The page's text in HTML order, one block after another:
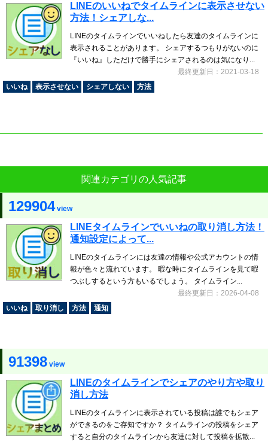
LINEのいいねでタイムラインに表示させない
方法！シェアしな...
LINEのタイムラインでいいねしたら友達のタイムラインに
表示されることがあります。 シェアするつもりがないのに
『いいね』しただけで勝手にシェアされるのは気になり...
最終更新日：2021-03-18
いいね
表示させない シェアしない 方法
関連カテゴリの人気記事
129904view
LINEタイムラインでいいねの取り消し方法！
通知設定によって...
LINEのタイムラインには友達の情報や公式アカウントの情
報が色々と流れています。 暇な時にタイムラインを見て暇
つぶしするという方もいるでしょう。 タイムライン...
最終更新日：2026-04-08
いいね
取り消し 方法 通知
91398 view
LINEのタイムラインでシェアのやり方や取り
消し方法
LINEのタイムラインに表示されている投稿は誰でもシェア
ができるのをご存知ですか？ タイムラインの投稿をシェア
すると自分のタイムラインから友達に対して投稿を拡散...